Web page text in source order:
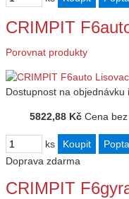
CRIMPIT
Porovnat produkty
Dostupnost na objednávku i
5822,88 Kč Cena bez
ks
Doprava zdarma
CRIMPIT